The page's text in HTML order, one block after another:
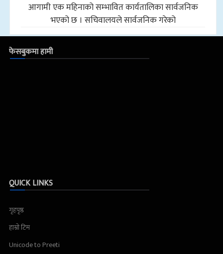
आगामी एक महिनाको सम्भावित कार्यतालिका सार्वजनिक
भएको छ । सचिवालयले सार्वजनिक गरेको
फेसबुकमा हामी
QUICK LINKS
गृहपृष्ठ
हाम्रो टिम
Unicode to Preeti